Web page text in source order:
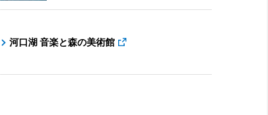
河口湖 音楽と森の美術館